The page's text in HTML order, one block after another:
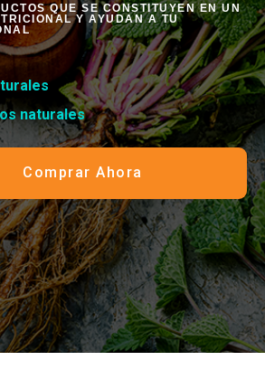
QUE SE CONSTITUYEN EN UN
Y AYUDAN A TU
naturales
Comprar Ahora